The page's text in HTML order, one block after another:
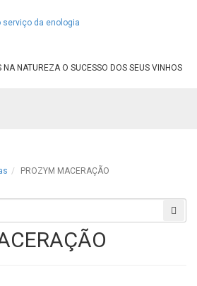
PROZYM MACERAÇÃO